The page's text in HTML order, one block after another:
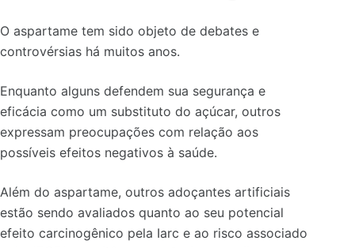
O aspartame tem sido objeto de debates e
controvérsias há muitos anos.
Enquanto alguns defendem sua segurança e
eficácia como um substituto do açúcar, outros
expressam preocupações com relação aos
possíveis efeitos negativos à saúde.
Além do aspartame, outros adoçantes artificiais
estão sendo avaliados quanto ao seu potencial
efeito carcinogênico pela Iarc e ao risco associado